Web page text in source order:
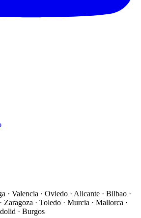
· Valencia · Oviedo · Alicante · Bilbao ·
Zaragoza · Toledo · Murcia · Mallorca ·
· Burgos